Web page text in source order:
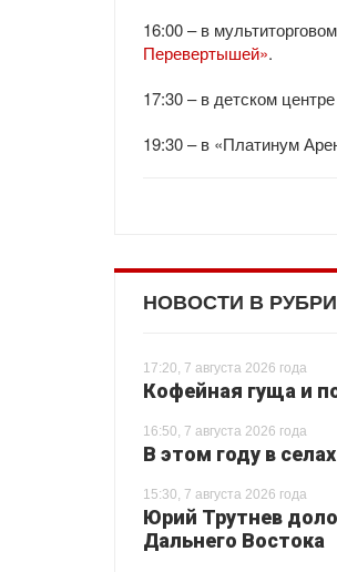
16:00 – в
Перевертышей».
17:30 – в детском
19:30 – в «Платинум
НОВОСТИ В
17:20, 7 августа 2026 года
Кофейная гуща и
16:50, 7 августа 2026 года
В этом году в
15:30, 7 августа 2026 года
Юрий Трутнев
Дальнего Востока